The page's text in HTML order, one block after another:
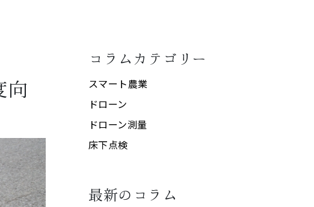
コラムカテゴリー
スマート農業
ドローン
ドローン測量
床下点検
最新のコラム